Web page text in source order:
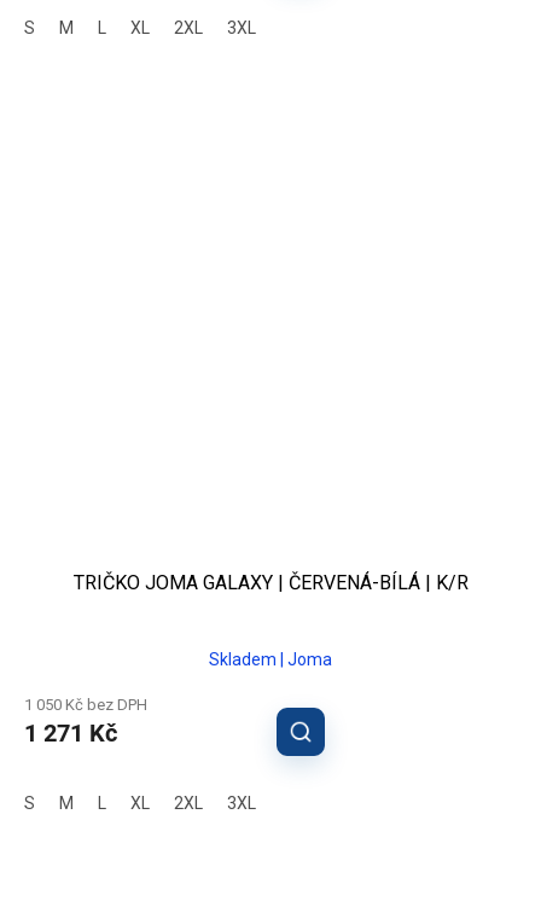
S M L XL 2XL 3XL
TRIČKO JOMA GALAXY | ČERVENÁ-BÍLÁ | K/R
Skladem | Joma
1 050 Kč bez DPH
1 271 Kč
S M L XL 2XL 3XL